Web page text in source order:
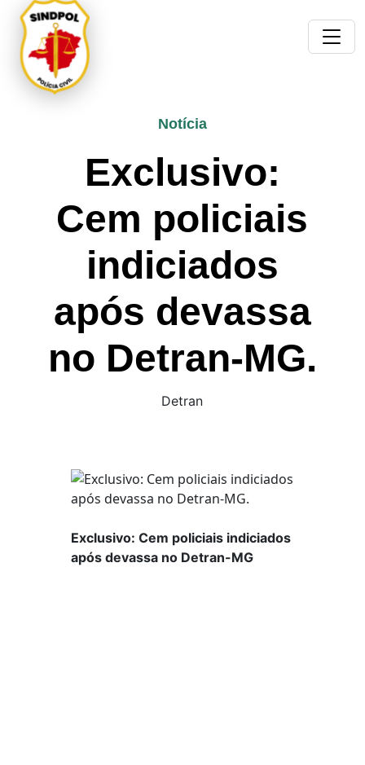
Notícia
Exclusivo:
Cem policiais
indiciados
após devassa
no Detran-MG.
Detran
Exclusivo: Cem policiais indiciados
após devassa no Detran-MG